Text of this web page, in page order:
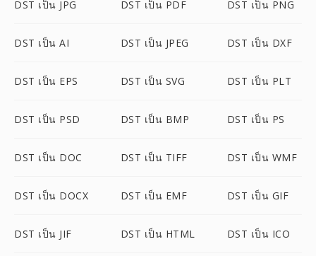
DST เป็น JPG DST เป็น PDF DST เป็น PNG
DST เป็น AI DST เป็น JPEG DST เป็น DXF
DST เป็น EPS DST เป็น SVG DST เป็น PLT
DST เป็น PSD DST เป็น BMP DST เป็น PS
DST เป็น DOC DST เป็น TIFF DST เป็น WMF
DST เป็น DOCX DST เป็น EMF DST เป็น GIF
DST เป็น JIF DST เป็น HTML DST เป็น ICO